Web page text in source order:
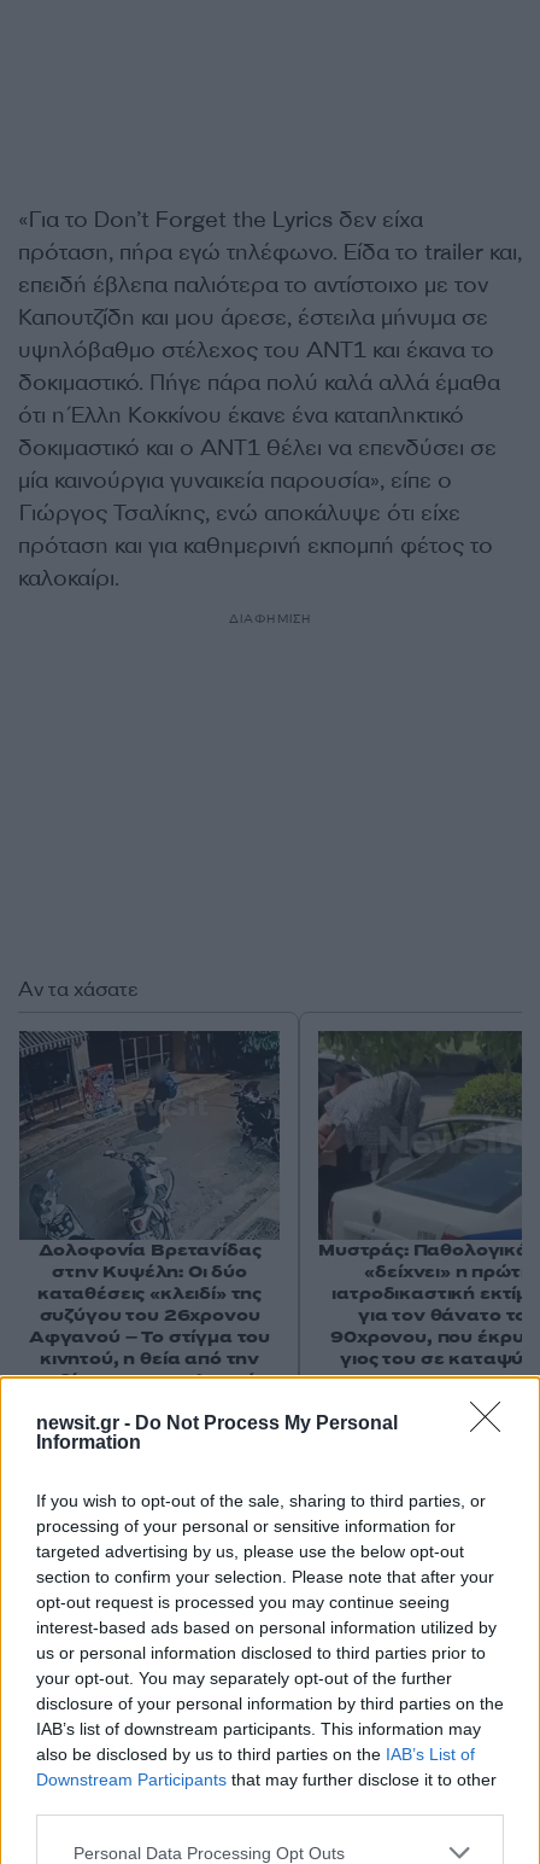
newsit.gr - Do Not Process My Personal
Information
If you wish to opt-out of the sale, sharing to third parties, or
processing of your personal or sensitive information for
targeted advertising by us, please use the below opt-out
section to confirm your selection. Please note that after your
opt-out request is processed you may continue seeing
interest-based ads based on personal information utilized by
us or personal information disclosed to third parties prior to
your opt-out. You may separately opt-out of the further
disclosure of your personal information by third parties on the
IAB’s list of downstream participants. This information may
also be disclosed by us to third parties on the IAB’s List of
Downstream Participants that may further disclose it to other
Please note that this website/app uses one or more Google
Personal Data Processing Opt Outs
«Για το Don’t Forget the Lyrics δεν είχα
πρόταση, πήρα εγώ τηλέφωνο. Είδα το trailer και,
επειδή έβλεπα παλιότερα το αντίστοιχο με τον
Καπουτζίδη και μου άρεσε, έστειλα μήνυμα σε
υψηλόβαθμο στέλεχος του ΑΝΤ1 και έκανα το
δοκιμαστικό. Πήγε πάρα πολύ καλά αλλά έμαθα
ότι η Έλλη Κοκκίνου έκανε ένα καταπληκτικό
δοκιμαστικό και ο ΑΝΤ1 θέλει να επενδύσει σε
μία καινούργια γυναικεία παρουσία», είπε ο
Γιώργος Τσαλίκης, ενώ αποκάλυψε ότι είχε
πρόταση και για καθημερινή εκπομπή φέτος το
καλοκαίρι.
ΔΙΑΦΗΜΙΣΗ
Σχόλια
Σχολίασε εδώ
50 /50
Αν τα χάσατε
Δολοφονία Βρετανίδας
στην Κυψέλη: Οι δύο
καταθέσεις «κλειδί» της
συζύγου του 26χρονου
Αφγανού – Το στίγμα του
κινητού, η θεία από την
Ινδία και τα απειλητικά
Μυστράς: Παθολογικά
«δείχνει» η πρώτη
ιατροδικαστική
για τον θάνατο του
90χρονου, που
γιος του σε